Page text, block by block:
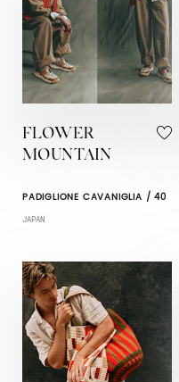
FLOWER
MOUNTAIN
PADIGLIONE CAVANIGLIA / 40
JAPAN